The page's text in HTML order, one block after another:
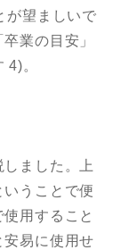
が望ましいで
業の目安」
4)。
ました。上
うことで便
用すること
易に使用せ